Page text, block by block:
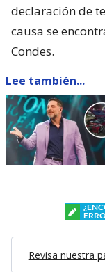
declaración de
causa se
Condes.
Lee también...
Revisa nuestra